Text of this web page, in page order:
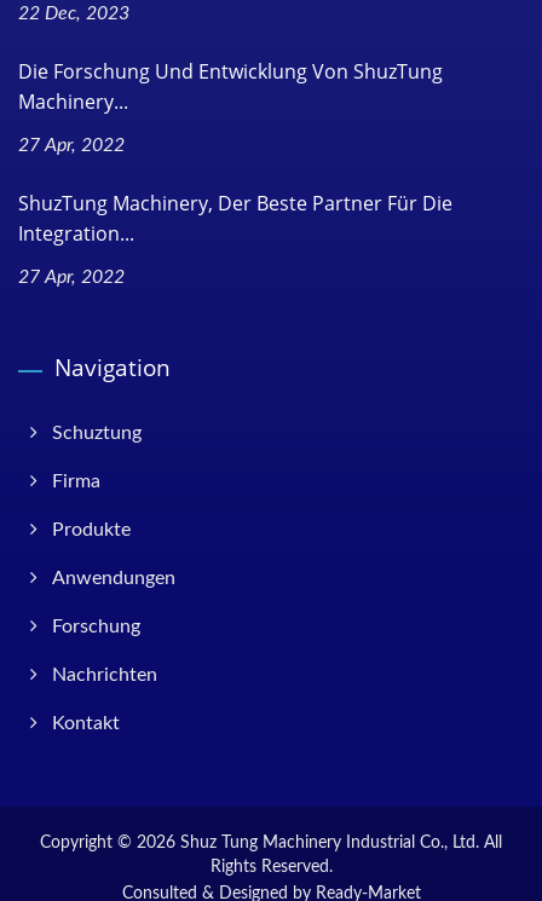
22 Dec, 2023
Die Forschung Und Entwicklung Von ShuzTung
Machinery...
27 Apr, 2022
ShuzTung Machinery, Der Beste Partner Für Die
Integration...
27 Apr, 2022
Navigation
Schuztung
Firma
Produkte
Anwendungen
Forschung
Nachrichten
Kontakt
Copyright © 2026 Shuz Tung Machinery Industrial Co., Ltd. All
Rights Reserved.
Consulted & Designed by Ready-Market